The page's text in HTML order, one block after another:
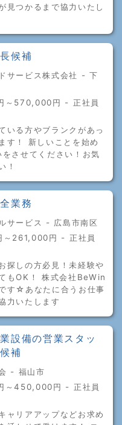
見つかるまで協力いたし
候補
サービス株式会社 - 下
～570,000円 - 正社員
いる方やブランクがあっ
す！ 新しいことを始め
させてください！お気
！
業務
サービス - 広島市南区
～261,000円 - 正社員
探しの方必見！未経験や
もOK！ 株式会社BeWin
す☆あなたに合うお仕事
力いたします
設備の営業スタッ
補
- 福山市
～450,000円 - 正社員
ャリアアップなどお求め